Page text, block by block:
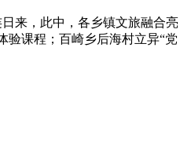
日来，此中，各乡镇文旅融合亮
验课程；百崎乡后海村立异“党